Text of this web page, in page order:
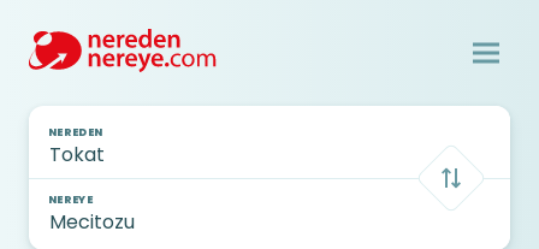
NEREDEN
NEREYE